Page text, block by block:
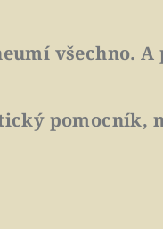
všechno.
pomocník,